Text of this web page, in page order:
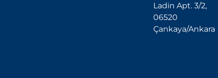
Ladin Apt. 3/2,
06520
Çankaya/Ankara